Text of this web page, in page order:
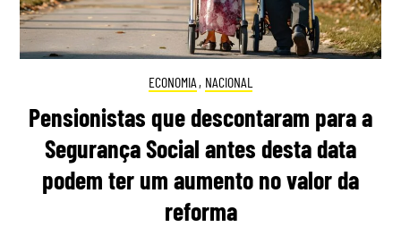
ECONOMIA , NACIONAL
Pensionistas que descontaram para a
Segurança Social antes desta data
podem ter um aumento no valor da
reforma